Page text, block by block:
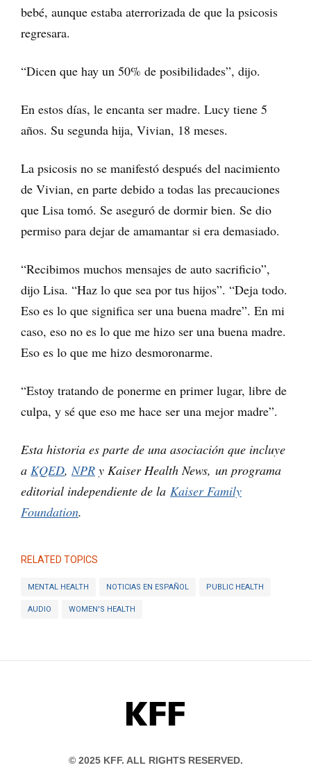
bebé, aunque estaba aterrorizada de que la psicosis
regresara.
“Dicen que hay un 50% de posibilidades”, dijo.
En estos días, le encanta ser madre. Lucy tiene 5
años. Su segunda hija, Vivian, 18 meses.
La psicosis no se manifestó después del nacimiento
de Vivian, en parte debido a todas las precauciones
que Lisa tomó. Se aseguró de dormir bien. Se dio
permiso para dejar de amamantar si era demasiado.
“Recibimos muchos mensajes de auto sacrificio”,
dijo Lisa. “Haz lo que sea por tus hijos”. “Deja todo.
Eso es lo que significa ser una buena madre”. En mi
caso, eso no es lo que me hizo ser una buena madre.
Eso es lo que me hizo desmoronarme.
“Estoy tratando de ponerme en primer lugar, libre de
culpa, y sé que eso me hace ser una mejor madre”.
Esta historia es parte de una asociación que incluye
a KQED,NPR y Kaiser Health News, un programa
editorial independiente de la Kaiser Family
Foundation.
RELATED TOPICS
MENTAL HEALTH NOTICIAS EN ESPAÑOL PUBLIC HEALTH
AUDIO WOMEN'S HEALTH
KFF
© 2025 KFF. ALL RIGHTS RESERVED.